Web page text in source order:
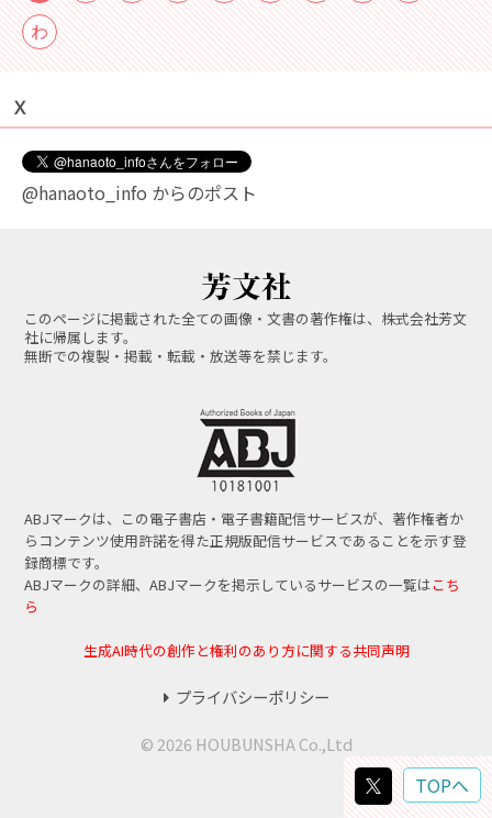
わ
Ｘ
@hanaoto_info からのポスト
このページに掲載された全ての画像・文書の著作権は、株式会社芳文
社に帰属します。
無断での複製・掲載・転載・放送等を禁じます。
ABJマークは、この電子書店・電子書籍配信サービスが、著作権者か
らコンテンツ使用許諾を得た正規版配信サービスであることを示す登
録商標です。
ABJマークの詳細、ABJマークを掲示しているサービスの一覧はこち
ら
生成AI時代の創作と権利のあり方に関する共同声明
プライバシーポリシー
© 2026 HOUBUNSHA Co.,Ltd
TOPへ